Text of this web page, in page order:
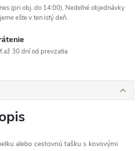
(pri obj. do 14:00). Nedeľné objednávky
ešte v ten istý deň.
až 30 dní od prevzatia
alebo cestovnú tašku s kovovými